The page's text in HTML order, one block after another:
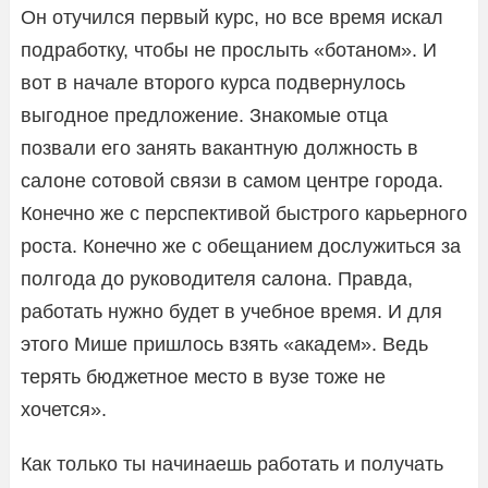
Он отучился первый курс, но все время искал
подработку, чтобы не прослыть «ботаном». И
вот в начале второго курса подвернулось
выгодное предложение. Знакомые отца
позвали его занять вакантную должность в
салоне сотовой связи в самом центре города.
Конечно же с перспективой быстрого карьерного
роста. Конечно же с обещанием дослужиться за
полгода до руководителя салона. Правда,
работать нужно будет в учебное время. И для
этого Мише пришлось взять «академ». Ведь
терять бюджетное место в вузе тоже не
хочется».
Как только ты начинаешь работать и получать